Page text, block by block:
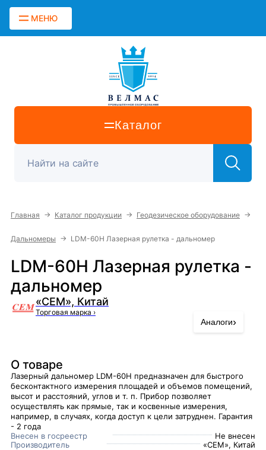
МЕНЮ
Каталог
Главная → Каталог продукции → Геодезическое оборудование →
Дальномеры → LDM-60H Лазерная рулетка - дальномер
LDM-60H Лазерная рулетка -
дальномер
«CEM», Китай
Торговая марка ›
Аналоги›
О товаре
Лазерный дальномер LDM-60H предназначен для быстрого
бесконтактного измерения площадей и объемов помещений,
высот и расстояний, углов и т. п. Прибор позволяет
осуществлять как прямые, так и косвенные измерения,
например, в случаях, когда доступ к цели затруднен. Гарантия
- 2 года
Внесен в госреестр
Не внесен
Производитель
«CEM», Китай